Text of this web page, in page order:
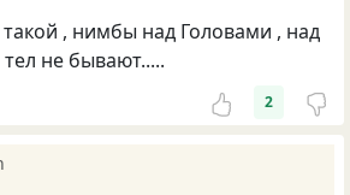
, нимбы над Головами , над
не бывают.....
2